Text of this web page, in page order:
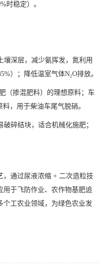
时稳定）。
深层，减少氨挥发，氮利用
）；降低温室气体N₂O排放。
掺混肥料）的理想原料；车
，用于柴油车尾气脱硝。
碎结块，适合机械化施肥；
通过尿液浓缩 + 二次造粒技
于飞防作业、农作物基肥追
个工农业领域，为绿色农业发